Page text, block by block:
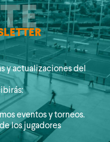
y actualizaciones del
eventos y torneos.
los jugadores